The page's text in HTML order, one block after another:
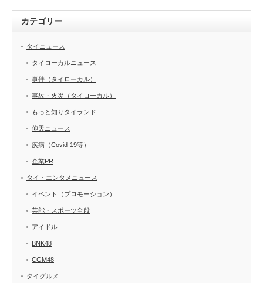
カテゴリー
タイニュース
タイローカルニュース
事件（タイローカル）
事故・火災（タイローカル）
もっと知りタイランド
仰天ニュース
疾病（Covid-19等）
企業PR
タイ・エンタメニュース
イベント（プロモーション）
芸能・スポーツ全般
アイドル
BNK48
CGM48
タイグルメ